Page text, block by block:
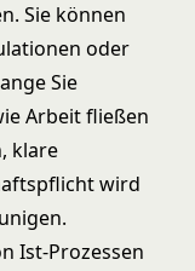
Sie können
oder
Sie
Arbeit fließen
klare
wird
Ist-Prozessen